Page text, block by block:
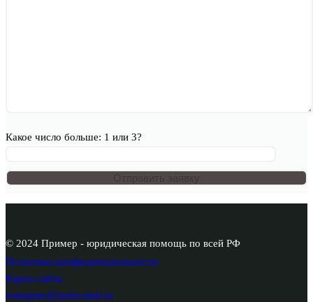
Какое число больше: 1 или 3?
© 2024 Пример - юридическая помощь по всей РФ
Политика конфиденциальности
Карта сайта
voenprav@jurist-mail.ru